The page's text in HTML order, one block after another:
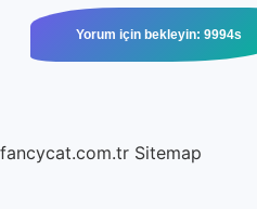
fancycat.com.tr Sitemap